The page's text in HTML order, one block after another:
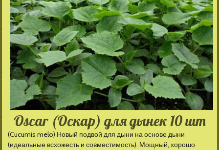
Oscar (Оскар) для дынек 10 шт
(Cucumis melo) Новый подвой для дыни на основе дыни
(идеальные всхожесть и совместимость). Мощный, хорошо